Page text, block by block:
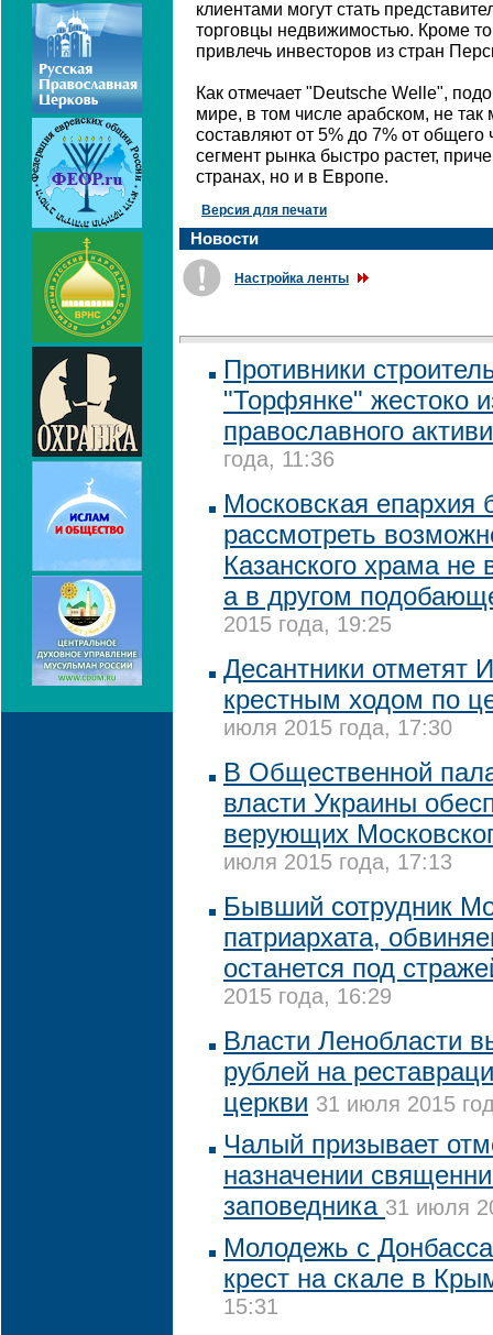
клиентами могут стать
торговцы недвижимостью. Кроме
привлечь инвесторов из стран
Как отмечает "Deutsche Welle",
мире, в том числе арабском, не
составляют от 5% до 7% от общего
сегмент рынка быстро растет,
странах, но и в Европе.
Версия для печати
Новости
Настройка ленты
Противники
"Торфянке" жестоко
православного
года, 11:36
Московская епархия
рассмотреть
Казанского храма
а в другом
2015 года, 19:25
Десантники отметят
крестным ходом по
июля 2015 года, 17:30
В Общественной
власти Украины
верующих
июля 2015 года, 17:13
Бывший сотрудник
патриархата,
останется под
2015 года, 16:29
Власти Ленобласти
рублей на
церкви 31 июля 2015
Чалый призывает
назначении
заповедника 31 июля
Молодежь с
крест на скале в
15:31